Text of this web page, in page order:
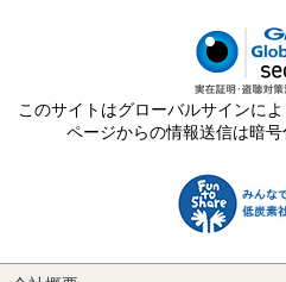
このサイトはグローバルサインに
ページからの情報送信は暗号